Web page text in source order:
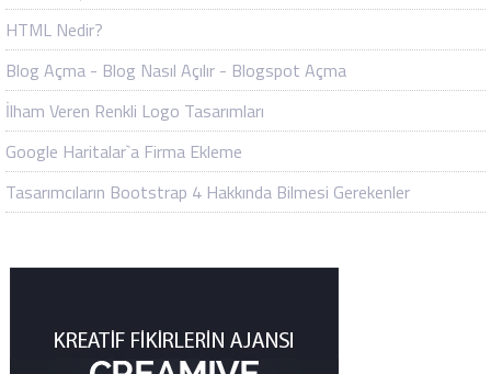
HTML Nedir?
Blog Açma - Blog Nasıl Açılır - Blogspot Açma
İlham Veren Renkli Logo Tasarımları
Google Haritalar`a Firma Ekleme
Tasarımcıların Bootstrap 4 Hakkında Bilmesi Gerekenler